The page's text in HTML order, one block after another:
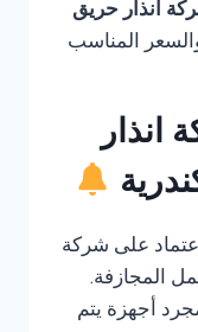
انذار حريق
المناسب
انذار
على شركة
المجازفة.
أجهزة يتم